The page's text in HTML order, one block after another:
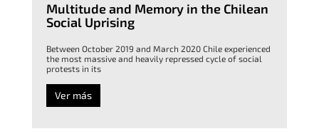
Multitude and Memory in the Chilean
Social Uprising
Between October 2019 and March 2020 Chile experienced
the most massive and heavily repressed cycle of social
protests in its
Ver más